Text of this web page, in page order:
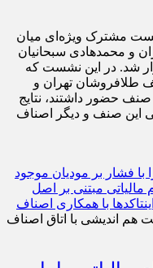
سه‌شنبه 5 دی‌ماه 1402 نشست مشترک ویژه‌ای میان
و محمدهادی سبحانیان
شد. در این نشست که
طلافروشان تهران و
صنف حضور داشتند، نتایج
این صنف و دیگر اصناف
هم اندیشی با اتاق اصناف